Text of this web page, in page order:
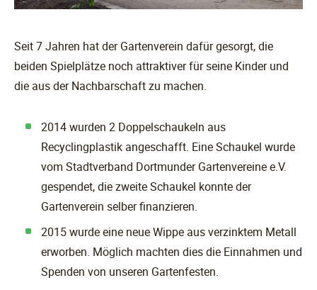
Seit 7 Jahren hat der Gartenverein dafür gesorgt, die
beiden Spielplätze noch attraktiver für seine Kinder und
die aus der Nachbarschaft zu machen.
2014 wurden 2 Doppelschaukeln aus
Recyclingplastik angeschafft. Eine Schaukel wurde
vom Stadtverband Dortmunder Gartenvereine e.V.
gespendet, die zweite Schaukel konnte der
Gartenverein selber finanzieren.
2015 wurde eine neue Wippe aus verzinktem Metall
erworben. Möglich machten dies die Einnahmen und
Spenden von unseren Gartenfesten.